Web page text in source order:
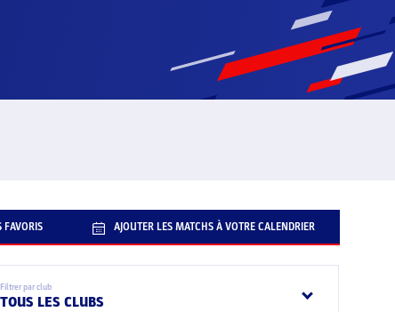
FAVORIS AJOUTER LES MATCHS À VOTRE CALENDRIER
Filtrer par club
TOUS LES CLUBS